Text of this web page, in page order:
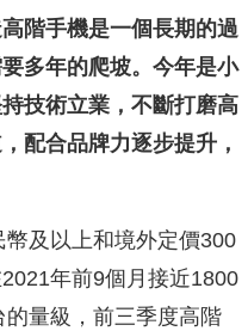
階手機是一個長期的過
多年的爬坡。今年是小
技術立業，不斷打磨高
配合品牌力逐步提升，
幣及以上和境外定價300
年前9個月接近1800
量級，前三季度高階